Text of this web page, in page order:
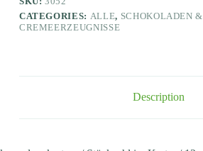
CATEGORIES: ALLE, SCHOKOLADEN &
CREMEERZEUGNISSE
Description